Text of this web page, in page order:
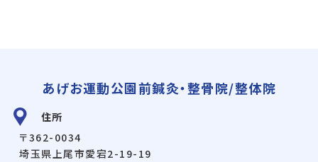
あげお運動公園前鍼灸・整骨院/整体院
住所
〒362-0034
埼玉県上尾市愛宕2-19-19